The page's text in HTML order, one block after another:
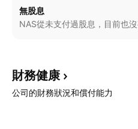
無股息
NAS從未支付過股息，目前也沒
財務健康
公司的財務狀況和償付能力